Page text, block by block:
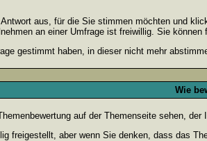
aus, für die Sie stimmen möchten und
an einer Umfrage ist freiwillig. Sie
gestimmt haben, in dieser nicht mehr
Wie
auf der Themenseite sehen,
freigestellt, aber wenn Sie denken, dass das